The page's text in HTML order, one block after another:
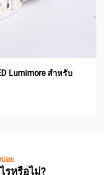
Lumimore สำหรับ
อย
หรือไม่?